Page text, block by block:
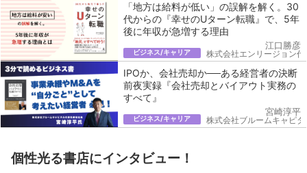
「地方は給料が低い」の誤解を解く。30
代からの『幸せのUターン転職』で、5年
後に年収が急増する理由
ビジネス/キャリア
江口勝彦
株式会社エンリージョン代
IPOか、会社売却か──ある経営者の決断
前夜実録『会社売却とバイアウト実務の
すべて』
ビジネス/キャリア
宮崎淳平
株式会社ブルームキャピ
個性光る書店にインタビュー！